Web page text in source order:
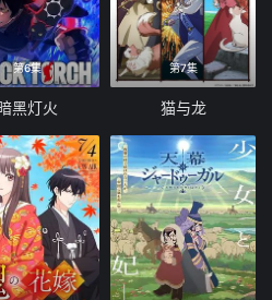
第6集
黑灯火
第7集
猫与龙